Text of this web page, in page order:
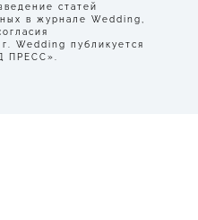
статей
в журнале Wedding,
Wedding публикуется
ПРЕСС».